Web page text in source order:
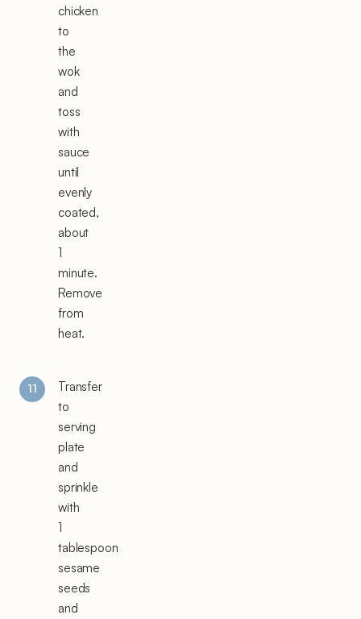
chicken
to
the
wok
and
toss
with
sauce
until
evenly
coated,
about
1
minute.
Remove
from
heat.
Transfer
to
serving
plate
and
sprinkle
with
1
tablespoon
sesame
seeds
and